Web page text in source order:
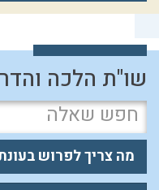
שו"ת הלכה
מה צריך לפרוש